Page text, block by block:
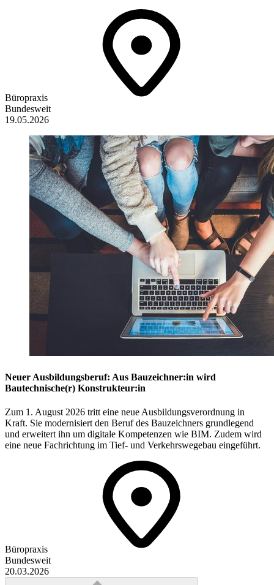
Büropraxis
Bundesweit
19.05.2026
Neuer Ausbildungsberuf: Aus Bauzeichner:in wird
Bautechnische(r) Konstrukteur:in
Zum 1. August 2026 tritt eine neue Ausbildungsverordnung in
Kraft. Sie modernisiert den Beruf des Bauzeichners grundlegend
und erweitert ihn um digitale Kompetenzen wie BIM. Zudem wird
eine neue Fachrichtung im Tief- und Verkehrswegebau eingeführt.
Büropraxis
Bundesweit
20.03.2026